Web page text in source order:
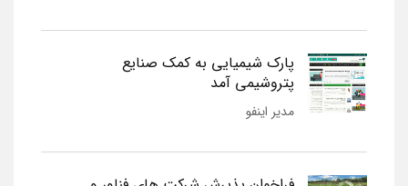
پارک شیمیایی به کمک صنایع
پتروشیمی آمد
مدیر اینفو